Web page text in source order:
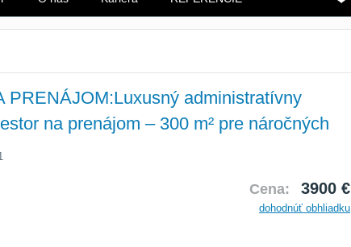
PRENÁJOM:Luxusný administratívny
na prenájom – 300 m² pre náročných
Cena: 3900 €
dohodnúť obhliadku